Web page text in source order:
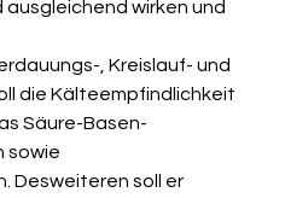
ausgleichend wirken und
, Kreislauf- und
die Kälteempfindlichkeit
Säure-Basen-
sowie
Desweiteren soll er